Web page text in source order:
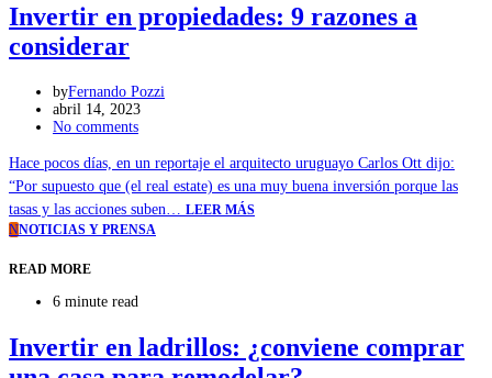
Invertir en propiedades: 9 razones a
considerar
byFernando Pozzi
abril 14, 2023
No comments
Hace pocos días, en un reportaje el arquitecto uruguayo Carlos Ott dijo:
“Por supuesto que (el real estate) es una muy buena inversión porque las
tasas y las acciones suben… LEER MÁS
NNOTICIAS Y PRENSA
READ MORE
6 minute read
Invertir en ladrillos: ¿conviene comprar